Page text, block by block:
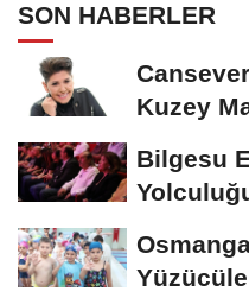
SON HABERLER
Kuzey
Bilgesu